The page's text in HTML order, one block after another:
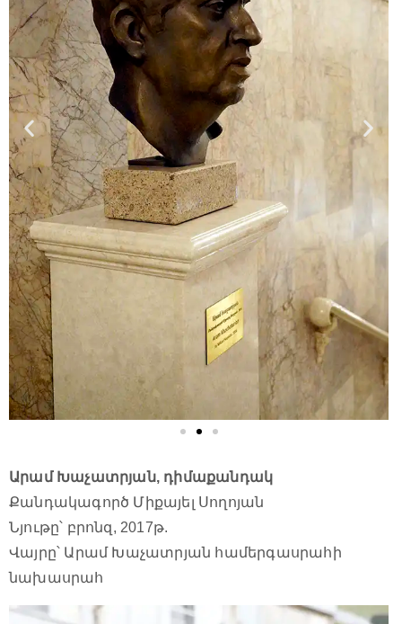
Արամ Խաչատրյան, դիմաքանդակ
Քանդակագործ Միքայել Սողոյան
Նյութը՝ բրոնզ, 2017թ.
Վայրը՝ Արամ Խաչատրյան համերգասրահի
նախասրահ